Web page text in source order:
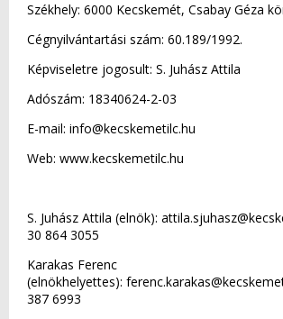
Székhely: 6000 Kecskemét, Csabay Géza
Cégnyilvántartási szám: 60.189/1992.
Képviseletre jogosult: S. Juhász Attila
Adószám: 18340624-2-03
E-mail: info@kecskemetilc.hu
Web: www.kecskemetilc.hu
S. Juhász Attila (elnök):
30 864 3055
Karakas Ferenc
(elnökhelyettes):
387 6993